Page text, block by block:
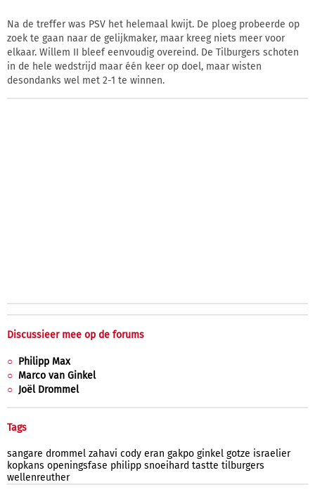
Na de treffer was PSV het helemaal kwijt. De ploeg probeerde op
zoek te gaan naar de gelijkmaker, maar kreeg niets meer voor
elkaar. Willem II bleef eenvoudig overeind. De Tilburgers schoten
in de hele wedstrijd maar één keer op doel, maar wisten
desondanks wel met 2-1 te winnen.
Discussieer mee op de forums
Philipp Max
Marco van Ginkel
Joël Drommel
Tags
sangare drommel zahavi cody eran gakpo ginkel gotze israelier
kopkans openingsfase philipp snoeihard tastte tilburgers
wellenreuther